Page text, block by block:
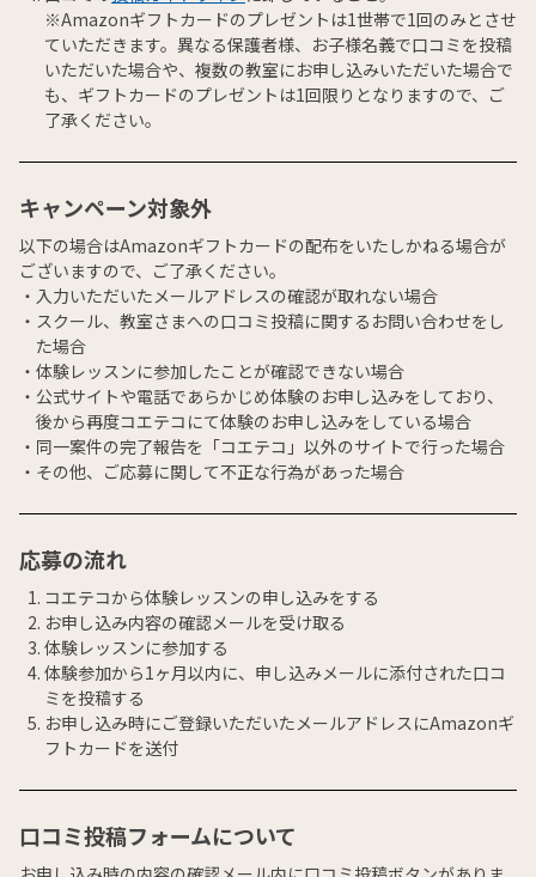
※Amazonギフトカードのプレゼントは1世帯で1回のみとさせ
ていただきます。異なる保護者様、お子様名義で口コミを投稿
いただいた場合や、複数の教室にお申し込みいただいた場合で
も、ギフトカードのプレゼントは1回限りとなりますので、ご
了承ください。
キャンペーン対象外
以下の場合はAmazonギフトカードの配布をいたしかねる場合が
ございますので、ご了承ください。
入力いただいたメールアドレスの確認が取れない場合
スクール、教室さまへの口コミ投稿に関するお問い合わせをし
た場合
体験レッスンに参加したことが確認できない場合
公式サイトや電話であらかじめ体験のお申し込みをしており、
後から再度コエテコにて体験のお申し込みをしている場合
同一案件の完了報告を「コエテコ」以外のサイトで行った場合
その他、ご応募に関して不正な行為があった場合
応募の流れ
コエテコから体験レッスンの申し込みをする
お申し込み内容の確認メールを受け取る
体験レッスンに参加する
体験参加から1ヶ月以内に、申し込みメールに添付された口コ
ミを投稿する
お申し込み時にご登録いただいたメールアドレスにAmazonギ
フトカードを送付
口コミ投稿フォームについて